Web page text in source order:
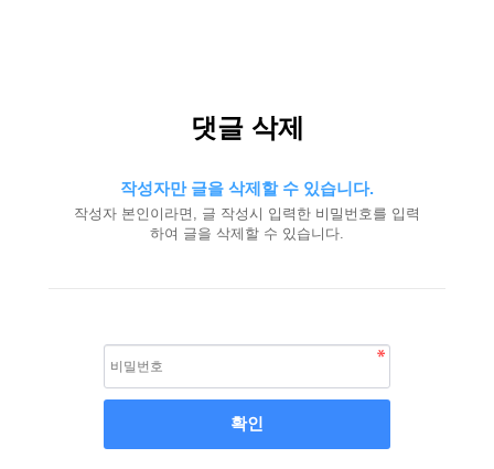
댓글 삭제
작성자만 글을 삭제할 수 있습니다.
작성자 본인이라면, 글 작성시 입력한 비밀번호를 입력
하여 글을 삭제할 수 있습니다.